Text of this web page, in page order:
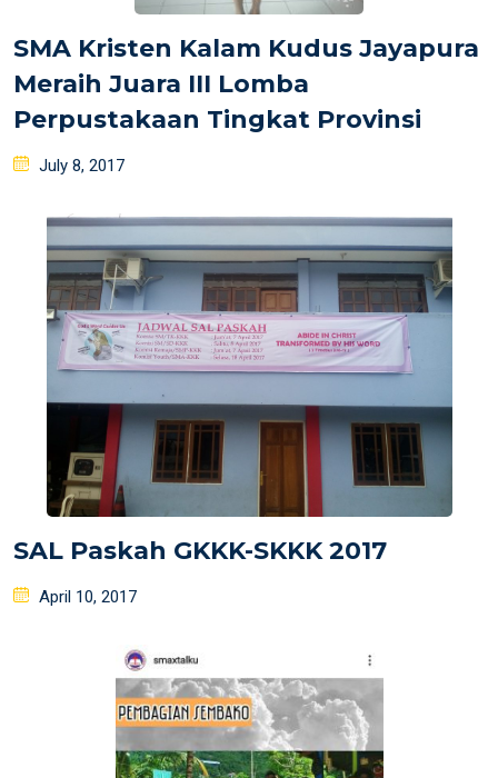
SMA Kristen Kalam Kudus Jayapura
Meraih Juara III Lomba
Perpustakaan Tingkat Provinsi
Posted
July 8, 2017
SAL Paskah GKKK-SKKK 2017
Posted
April 10, 2017